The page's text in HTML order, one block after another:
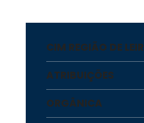
CIM REGIÃO DE
ATRIBUIÇÕES
ORGÂNICA